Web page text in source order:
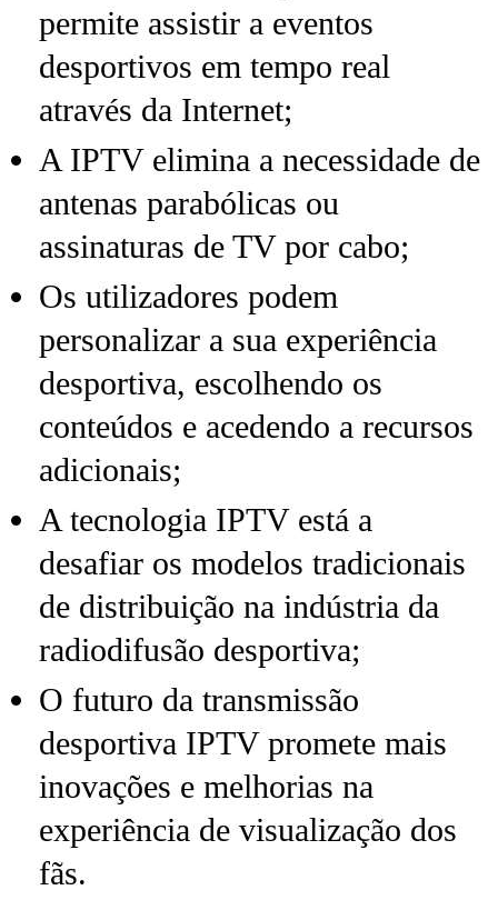
permite assistir a eventos
desportivos em tempo real
através da Internet;
A IPTV elimina a necessidade de
antenas parabólicas ou
assinaturas de TV por cabo;
Os utilizadores podem
personalizar a sua experiência
desportiva, escolhendo os
conteúdos e acedendo a recursos
adicionais;
A tecnologia IPTV está a
desafiar os modelos tradicionais
de distribuição na indústria da
radiodifusão desportiva;
O futuro da transmissão
desportiva IPTV promete mais
inovações e melhorias na
experiência de visualização dos
fãs.